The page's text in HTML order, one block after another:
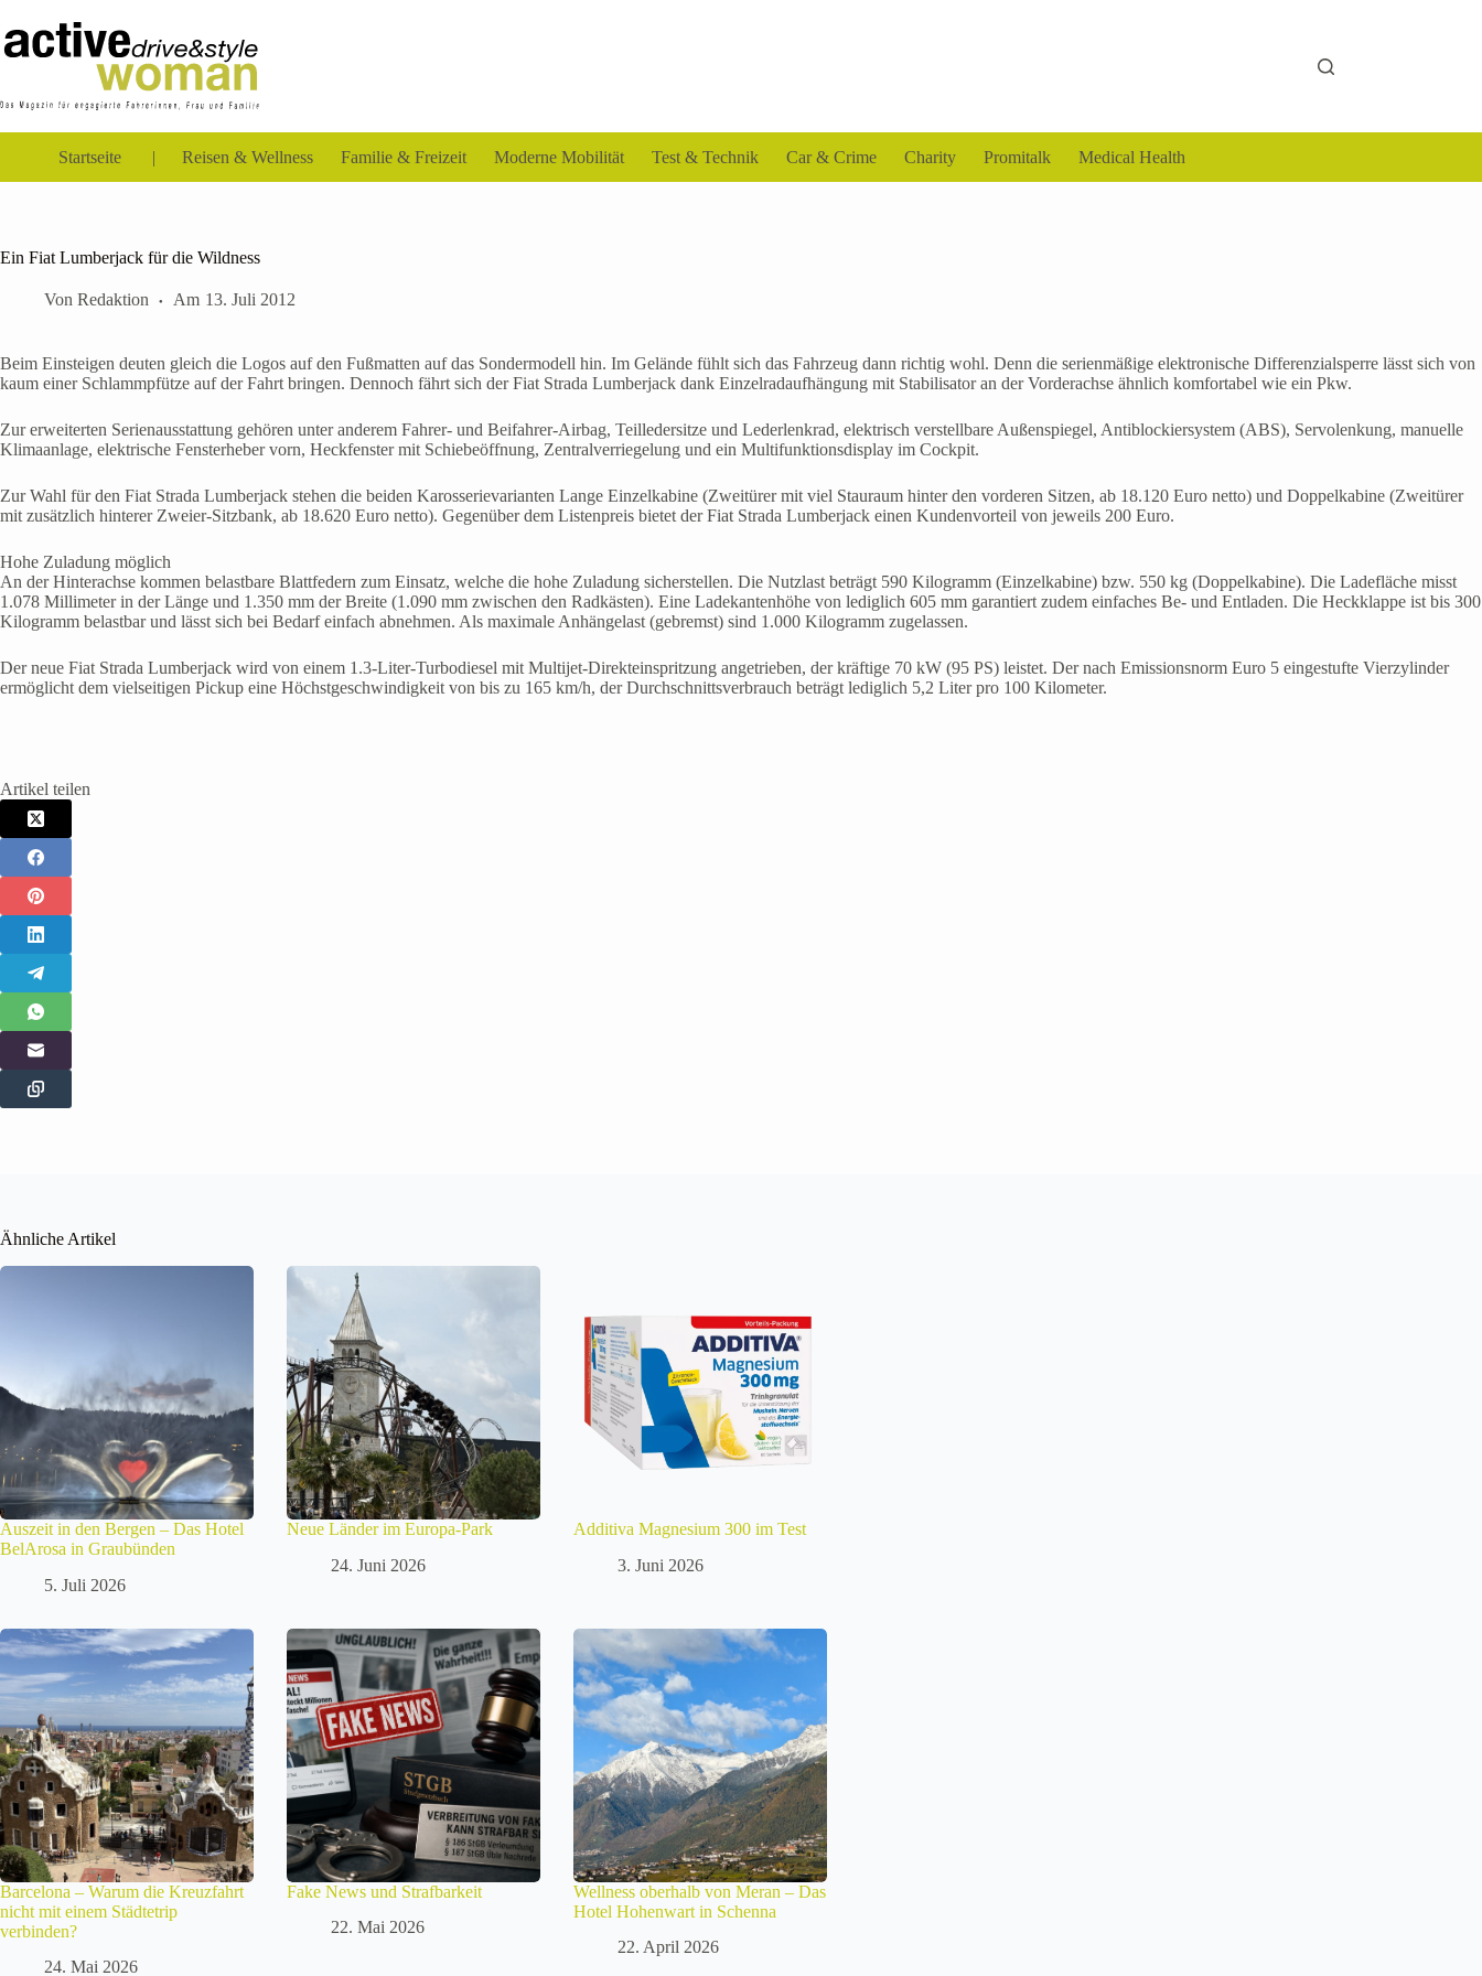
Inhalt
springen
Startseite Reisen & Wellness Familie & Freizeit Moderne Mobilität Test & Technik Car & Crime Charity Promitalk Medical Health
Ein Fiat Lumberjack für die Wildness
Von Redaktion Am 13. Juli 2012
Beim Einsteigen deuten gleich die Logos auf den Fußmatten auf das Sondermodell hin. Im Gelände fühlt sich das Fahrzeug dann richtig wohl. Denn die serienmäßige elektronische Differenzialsperre lässt sich von
kaum einer Schlammpfütze auf der Fahrt bringen. Dennoch fährt sich der Fiat Strada Lumberjack dank Einzelradaufhängung mit Stabilisator an der Vorderachse ähnlich komfortabel wie ein Pkw.
Zur erweiterten Serienausstattung gehören unter anderem Fahrer- und Beifahrer-Airbag, Teilledersitze und Lederlenkrad, elektrisch verstellbare Außenspiegel, Antiblockiersystem (ABS), Servolenkung, manuelle
Klimaanlage, elektrische Fensterheber vorn, Heckfenster mit Schiebeöffnung, Zentralverriegelung und ein Multifunktionsdisplay im Cockpit.
Zur Wahl für den Fiat Strada Lumberjack stehen die beiden Karosserievarianten Lange Einzelkabine (Zweitürer mit viel Stauraum hinter den vorderen Sitzen, ab 18.120 Euro netto) und Doppelkabine (Zweitürer
mit zusätzlich hinterer Zweier-Sitzbank, ab 18.620 Euro netto). Gegenüber dem Listenpreis bietet der Fiat Strada Lumberjack einen Kundenvorteil von jeweils 200 Euro.
Hohe Zuladung möglich
An der Hinterachse kommen belastbare Blattfedern zum Einsatz, welche die hohe Zuladung sicherstellen. Die Nutzlast beträgt 590 Kilogramm (Einzelkabine) bzw. 550 kg (Doppelkabine). Die Ladefläche misst
1.078 Millimeter in der Länge und 1.350 mm der Breite (1.090 mm zwischen den Radkästen). Eine Ladekantenhöhe von lediglich 605 mm garantiert zudem einfaches Be- und Entladen. Die Heckklappe ist bis 300
Kilogramm belastbar und lässt sich bei Bedarf einfach abnehmen. Als maximale Anhängelast (gebremst) sind 1.000 Kilogramm zugelassen.
Der neue Fiat Strada Lumberjack wird von einem 1.3-Liter-Turbodiesel mit Multijet-Direkteinspritzung angetrieben, der kräftige 70 kW (95 PS) leistet. Der nach Emissionsnorm Euro 5 eingestufte Vierzylinder
ermöglicht dem vielseitigen Pickup eine Höchstgeschwindigkeit von bis zu 165 km/h, der Durchschnittsverbrauch beträgt lediglich 5,2 Liter pro 100 Kilometer.
Artikel teilen
Ähnliche Artikel
Auszeit in den Bergen – Das Hotel
BelArosa in Graubünden
5. Juli 2026
Neue Länder im Europa-Park
24. Juni 2026
Additiva Magnesium 300 im Test
3. Juni 2026
Barcelona – Warum die Kreuzfahrt
nicht mit einem Städtetrip
verbinden?
24. Mai 2026
Fake News und Strafbarkeit
22. Mai 2026
Wellness oberhalb von Meran – Das
Hotel Hohenwart in Schenna
22. April 2026